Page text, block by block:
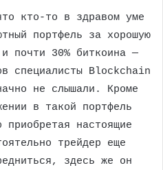
кто-то в здравом уме
портфель за хорошую
почти 30% биткоина —
специалисты Blockchain
не слышали. Кроме
в такой портфель
настоящие
трейдер еще
здесь же он